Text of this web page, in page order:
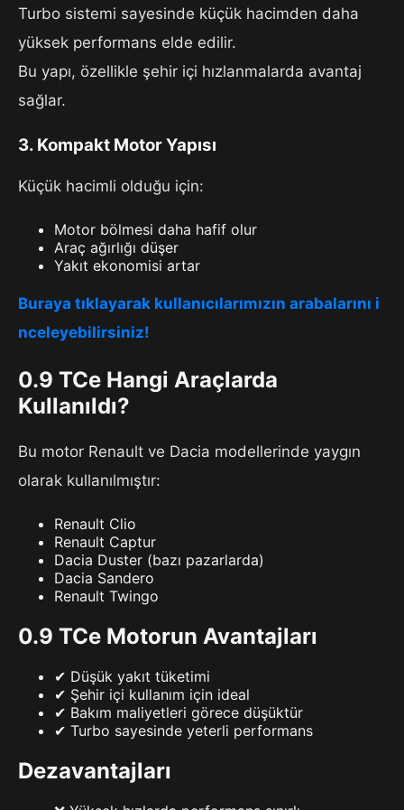
Turbo sistemi sayesinde küçük hacimden daha
yüksek performans elde edilir.
Bu yapı, özellikle şehir içi hızlanmalarda avantaj
sağlar.
3. Kompakt Motor Yapısı
Küçük hacimli olduğu için:
Motor bölmesi daha hafif olur
Araç ağırlığı düşer
Yakıt ekonomisi artar
Buraya tıklayarak kullanıcılarımızın arabalarını i
nceleyebilirsiniz!
0.9 TCe Hangi Araçlarda
Kullanıldı?
Bu motor Renault ve Dacia modellerinde yaygın
olarak kullanılmıştır:
Renault Clio
Renault Captur
Dacia Duster (bazı pazarlarda)
Dacia Sandero
Renault Twingo
0.9 TCe Motorun Avantajları
✔ Düşük yakıt tüketimi
✔ Şehir içi kullanım için ideal
✔ Bakım maliyetleri görece düşüktür
✔ Turbo sayesinde yeterli performans
Dezavantajları